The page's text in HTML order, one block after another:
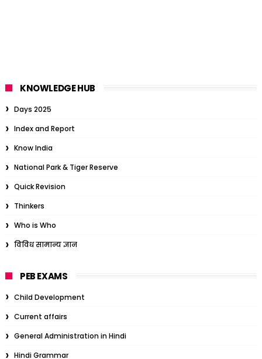
KNOWLEDGE HUB
Days 2025
Index and Report
Know India
National Park & Tiger Reserve
Quick Revision
Thinkers
Who is Who
विविध सामान्य ज्ञान
PEB EXAMS
Child Development
Current affairs
General Administration in Hindi
Hindi Grammar